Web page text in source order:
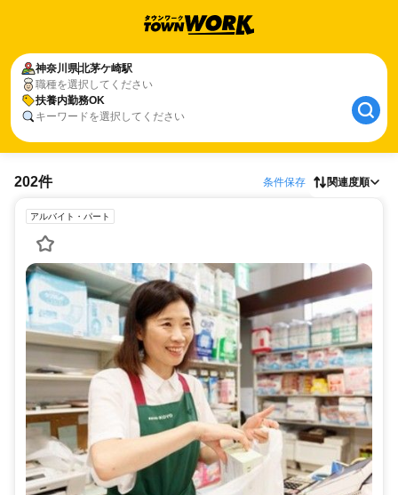
神奈川県北茅ケ崎駅
職種を選択してください
扶養内勤務OK
キーワードを選択してください
202件 条件保存 関連度順
アルバイト・パート